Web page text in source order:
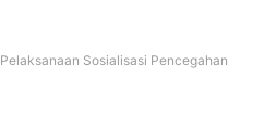
Pelaksanaan Sosialisasi Pencegahan